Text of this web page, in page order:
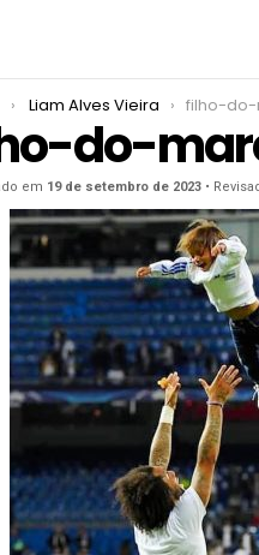
here:
Liam Alves Vieira filho-
do-
em 19 de setembro de 2023 •